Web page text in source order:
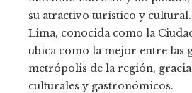
su atractivo turístico y
Lima, conocida como la
ubica como la mejor entre las
metrópolis de la región,
culturales y gastronómicos.